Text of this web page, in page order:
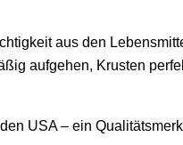
aus den
aufgehen, Krusten
USA – ein